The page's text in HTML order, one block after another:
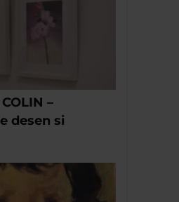
–
desen si